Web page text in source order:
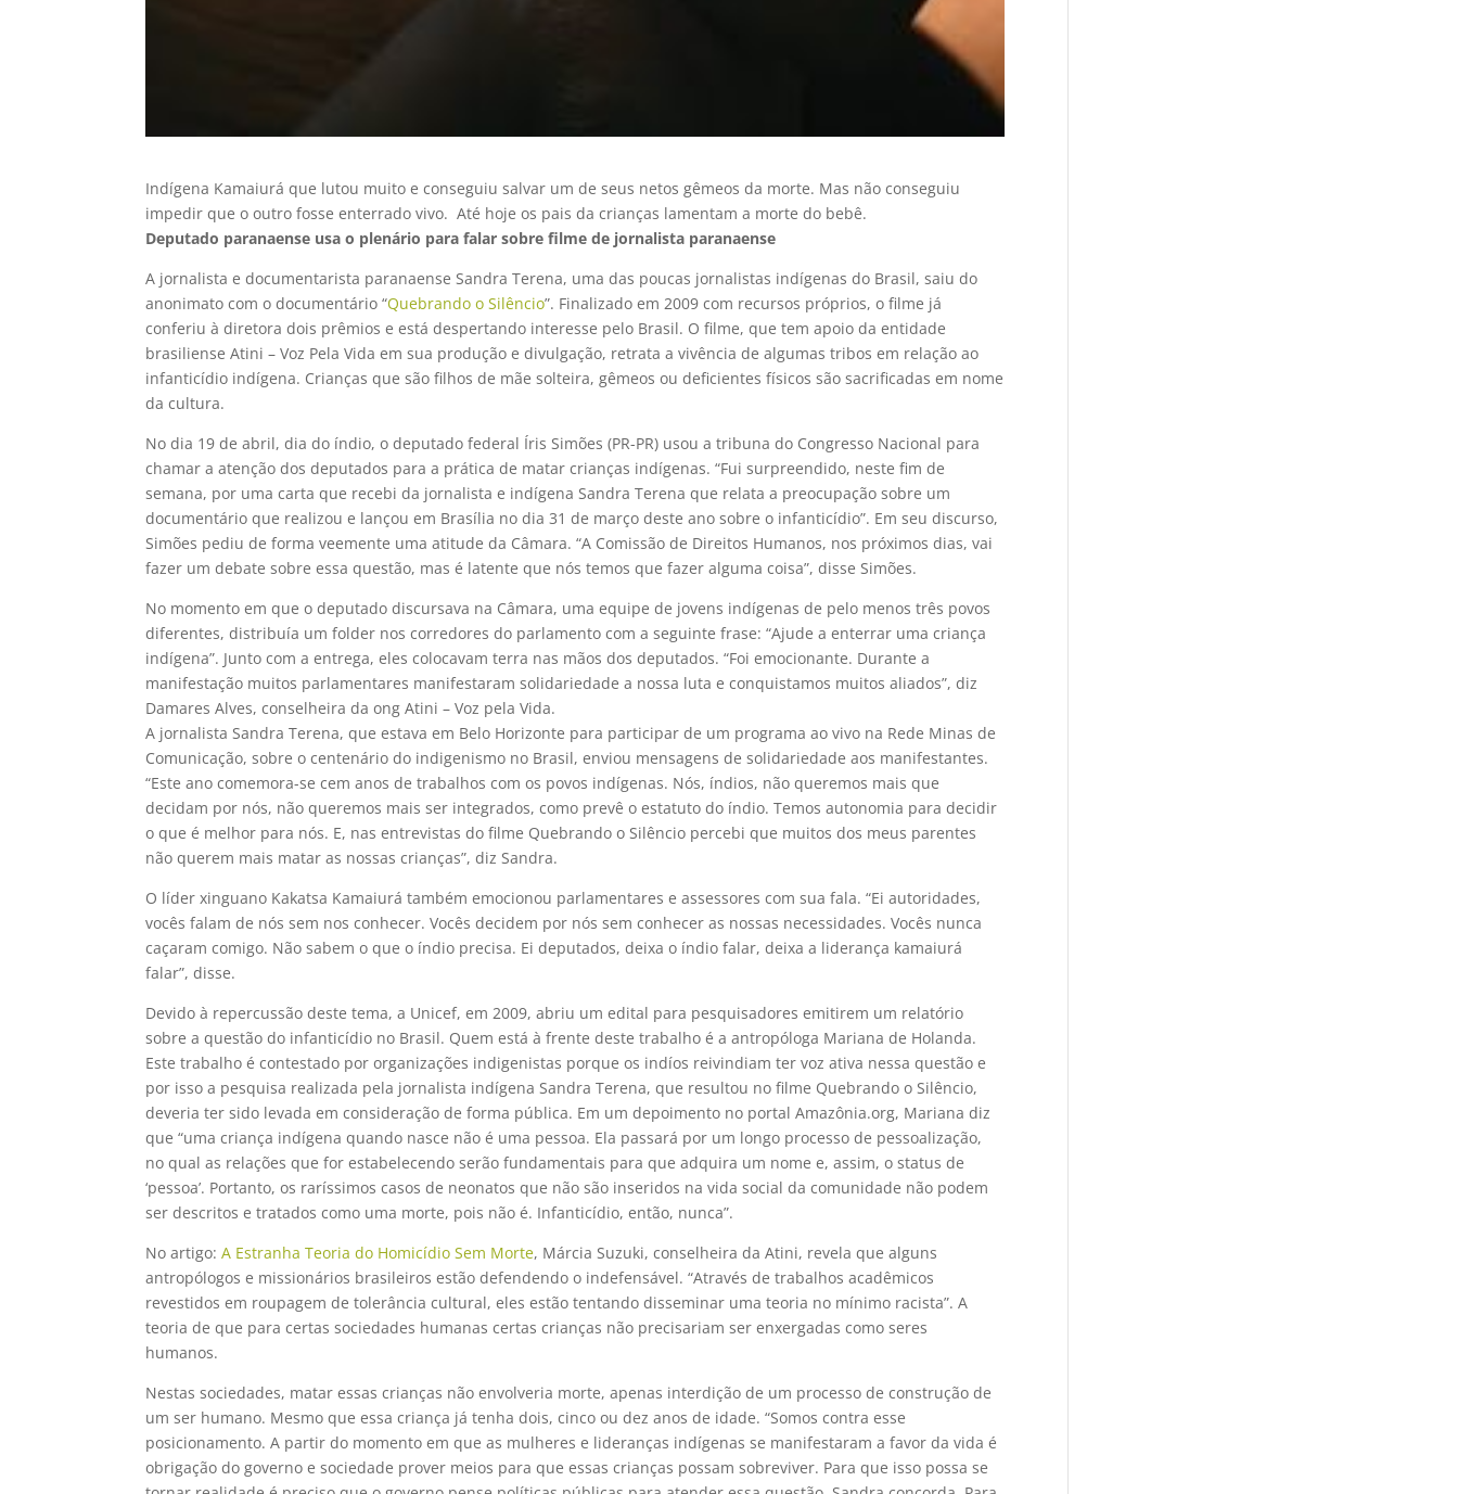
Indígena Kamaiurá que lutou muito e conseguiu salvar um de seus netos gêmeos da morte. Mas não conseguiu
impedir que o outro fosse enterrado vivo. Até hoje os pais da crianças lamentam a morte do bebê.
Deputado paranaense usa o plenário para falar sobre filme de jornalista paranaense
A jornalista e documentarista paranaense Sandra Terena, uma das poucas jornalistas indígenas do Brasil, saiu do
anonimato com o documentário “Quebrando o Silêncio”. Finalizado em 2009 com recursos próprios, o filme já
conferiu à diretora dois prêmios e está despertando interesse pelo Brasil. O filme, que tem apoio da entidade
brasiliense Atini – Voz Pela Vida em sua produção e divulgação, retrata a vivência de algumas tribos em relação ao
infanticídio indígena. Crianças que são filhos de mãe solteira, gêmeos ou deficientes físicos são sacrificadas em nome
da cultura.
No dia 19 de abril, dia do índio, o deputado federal Íris Simões (PR-PR) usou a tribuna do Congresso Nacional para
chamar a atenção dos deputados para a prática de matar crianças indígenas. “Fui surpreendido, neste fim de
semana, por uma carta que recebi da jornalista e indígena Sandra Terena que relata a preocupação sobre um
documentário que realizou e lançou em Brasília no dia 31 de março deste ano sobre o infanticídio”. Em seu discurso,
Simões pediu de forma veemente uma atitude da Câmara. “A Comissão de Direitos Humanos, nos próximos dias, vai
fazer um debate sobre essa questão, mas é latente que nós temos que fazer alguma coisa”, disse Simões.
No momento em que o deputado discursava na Câmara, uma equipe de jovens indígenas de pelo menos três povos
diferentes, distribuía um folder nos corredores do parlamento com a seguinte frase: “Ajude a enterrar uma criança
indígena”. Junto com a entrega, eles colocavam terra nas mãos dos deputados. “Foi emocionante. Durante a
manifestação muitos parlamentares manifestaram solidariedade a nossa luta e conquistamos muitos aliados”, diz
Damares Alves, conselheira da ong Atini – Voz pela Vida.
A jornalista Sandra Terena, que estava em Belo Horizonte para participar de um programa ao vivo na Rede Minas de
Comunicação, sobre o centenário do indigenismo no Brasil, enviou mensagens de solidariedade aos manifestantes.
“Este ano comemora-se cem anos de trabalhos com os povos indígenas. Nós, índios, não queremos mais que
decidam por nós, não queremos mais ser integrados, como prevê o estatuto do índio. Temos autonomia para decidir
o que é melhor para nós. E, nas entrevistas do filme Quebrando o Silêncio percebi que muitos dos meus parentes
não querem mais matar as nossas crianças”, diz Sandra.
O líder xinguano Kakatsa Kamaiurá também emocionou parlamentares e assessores com sua fala. “Ei autoridades,
vocês falam de nós sem nos conhecer. Vocês decidem por nós sem conhecer as nossas necessidades. Vocês nunca
caçaram comigo. Não sabem o que o índio precisa. Ei deputados, deixa o índio falar, deixa a liderança kamaiurá
falar”, disse.
Devido à repercussão deste tema, a Unicef, em 2009, abriu um edital para pesquisadores emitirem um relatório
sobre a questão do infanticídio no Brasil. Quem está à frente deste trabalho é a antropóloga Mariana de Holanda.
Este trabalho é contestado por organizações indigenistas porque os indíos reivindiam ter voz ativa nessa questão e
por isso a pesquisa realizada pela jornalista indígena Sandra Terena, que resultou no filme Quebrando o Silêncio,
deveria ter sido levada em consideração de forma pública. Em um depoimento no portal Amazônia.org, Mariana diz
que “uma criança indígena quando nasce não é uma pessoa. Ela passará por um longo processo de pessoalização,
no qual as relações que for estabelecendo serão fundamentais para que adquira um nome e, assim, o status de
‘pessoa’. Portanto, os raríssimos casos de neonatos que não são inseridos na vida social da comunidade não podem
ser descritos e tratados como uma morte, pois não é. Infanticídio, então, nunca”.
No artigo: A Estranha Teoria do Homicídio Sem Morte, Márcia Suzuki, conselheira da Atini, revela que alguns
antropólogos e missionários brasileiros estão defendendo o indefensável. “Através de trabalhos acadêmicos
revestidos em roupagem de tolerância cultural, eles estão tentando disseminar uma teoria no mínimo racista”. A
teoria de que para certas sociedades humanas certas crianças não precisariam ser enxergadas como seres
humanos.
Nestas sociedades, matar essas crianças não envolveria morte, apenas interdição de um processo de construção de
um ser humano. Mesmo que essa criança já tenha dois, cinco ou dez anos de idade. “Somos contra esse
posicionamento. A partir do momento em que as mulheres e lideranças indígenas se manifestaram a favor da vida é
obrigação do governo e sociedade prover meios para que essas crianças possam sobreviver. Para que isso possa se